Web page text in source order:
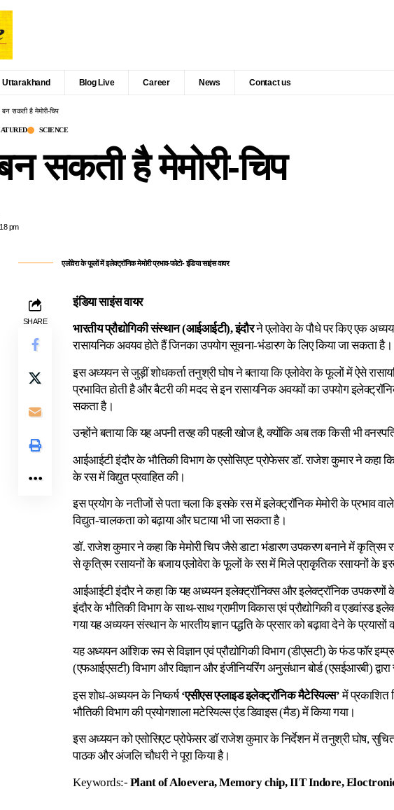
Uttarakhand Blog Live Career News Contact us
बन सकती है मेमोरी-चिप
SCIENCE
सकती है मेमोरी-चिप
pm
एलोवेरा के फूलों में इलेक्ट्रॉनिक मेमोरी प्रभाव-फोटो- इंडिया साइंस वायर
SHARE
इंडिया साइंस वायर
भारतीय प्रौद्योगिकी संस्थान (आईआईटी), इंदौरने एलोवेरा के पौधे पर किए एक
रासायनिक अवयव होते हैं जिनका उपयोग सूचना-भंडारण के लिए किया जा सकता है।
इस अध्ययन से जुड़ीं शोधकर्ता तनुश्री घोष ने बताया कि एलोवेरा के फूलों में ऐसे
प्रभावित होती है और बैटरी की मदद से इन रासायनिक अवयवों का उपयोग
सकता है।
उन्होंने बताया कि यह अपनी तरह की पहली खोज है, क्योंकि अब तक किसी भी
आईआईटी इंदौर के भौतिकी विभाग के एसोसिएट प्रोफेसर डॉ. राजेश कुमार ने कहा
के रस में विद्युत प्रवाहित की।
इस प्रयोग के नतीजों से पता चला कि इसके रस में इलेक्ट्रॉनिक मेमोरी के प्रभाव
विद्युत-चालकता को बढ़ाया और घटाया भी जा सकता है।
डॉ. राजेश कुमार ने कहा कि मेमोरी चिप जैसे डाटा भंडारण उपकरण बनाने में कृत्रिम
से कृत्रिम रसायनों के बजाय एलोवेरा के फूलों के रस में मिले प्राकृतिक रसायनों के
आईआईटी इंदौर ने कहा कि यह अध्ययन इलेक्ट्रॉनिक्स और इलेक्ट्रॉनिक उपकरणों
इंदौर के भौतिकी विभाग के साथ-साथ ग्रामीण विकास एवं प्रौद्योगिकी व एडवांस्ड
गया यह अध्ययन संस्थान के भारतीय ज्ञान पद्धति के प्रसार को बढ़ावा देने के प्रयासों
यह अध्ययन आंशिक रूप से विज्ञान एवं प्रौद्योगिकी विभाग (डीएसटी) के फंड फॉर
(एफआईएसटी) विभाग और विज्ञान और इंजीनियरिंग अनुसंधान बोर्ड (एसईआरबी) द्वारा
इस शोध-अध्ययन के निष्कर्ष‘एसीएस एप्लाइड इलेक्ट्रॉनिक मैटेरियल्स’में प्रकाशित
भौतिकी विभाग की प्रयोगशाला मटेरियल्स एंड डिवाइस (मैड) में किया गया।
इस अध्ययन को एसोसिएट प्रोफेसर डॉ राजेश कुमार के निर्देशन में तनुश्री घोष,
पाठक और अंजलि चौधरी ने पूरा किया है।
Keywords:- Plant of Aloevera, Memory chip, IIT Indore,